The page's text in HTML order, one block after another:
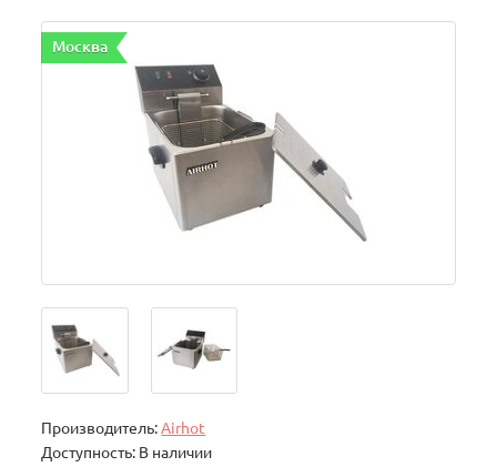
Москва
Производитель:Airhot
Доступность: В наличии